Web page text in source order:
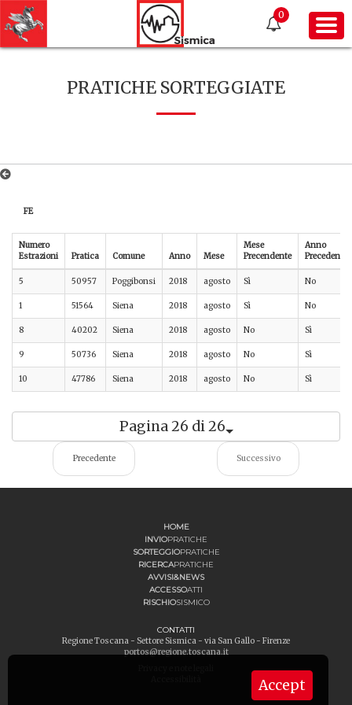
0
PRATICHE SORTEGGIATE
FE
Numero
Estrazioni
Pratica Comune Anno Mese
Mese
Precendente
Anno
Precedente
5 50957 Poggibonsi 2018 agosto Sì No
1 51564 Siena 2018 agosto Sì No
8 40202 Siena 2018 agosto No Sì
9 50736 Siena 2018 agosto No Sì
10 47786 Siena 2018 agosto No Sì
Pagina 26 di 26
Precedente Successivo
Accept
HOME
INVIOPRATICHE
SORTEGGIOPRATICHE
RICERCAPRATICHE
AVVISI&NEWS
ACCESSOATTI
RISCHIOSISMICO
CONTATTI
Regione Toscana - Settore Sismica - via San Gallo - Firenze
portos@regione.toscana.it